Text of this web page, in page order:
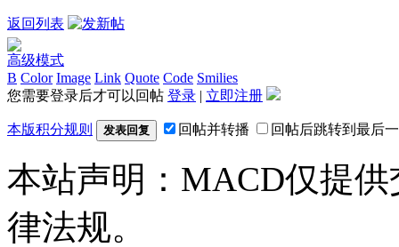
返回列表
高级模式
B Color Image Link Quote Code Smilies
您需要登录后才可以回帖 登录 | 立即注册
本版积分规则 发表回复 回帖并转播 回帖后跳转到最后
本站声明：MACD仅提
律法规。